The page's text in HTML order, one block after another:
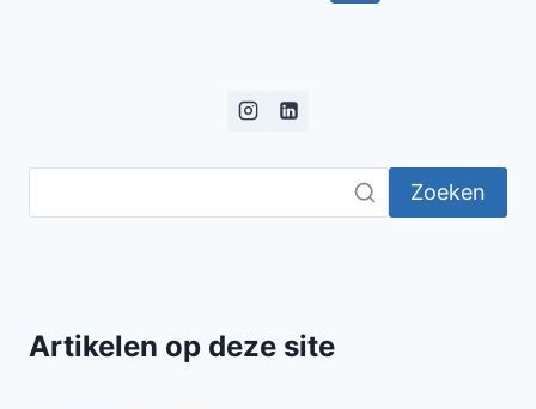
Zoeken
Artikelen op deze site